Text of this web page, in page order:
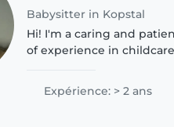
Babysitter in Kopstal
Hi! I'm a caring and
of experience in
level and..
Expérience: > 2 ans